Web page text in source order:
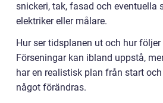
snickeri, tak, fasad och eventuella
elektriker eller målare.
Hur ser tidsplanen ut och hur följer
Förseningar kan ibland uppstå,
har en realistisk plan från start
något förändras.